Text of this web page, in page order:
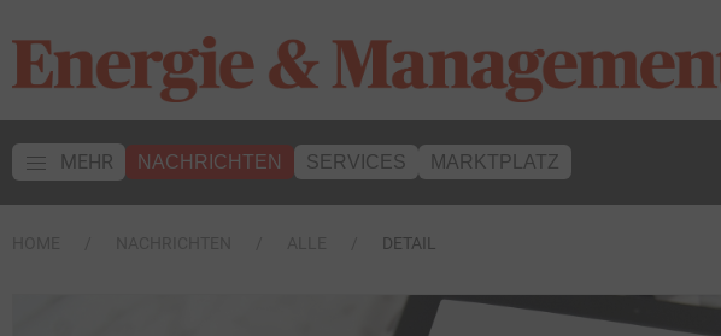
MEHR NACHRICHTEN SERVICES MARKTPLATZ
DETAIL